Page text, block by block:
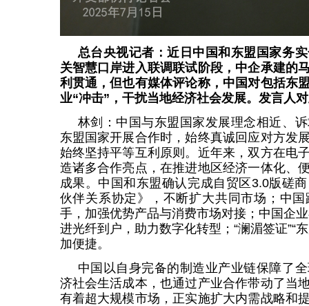
总台央视记者：近日中国和东盟国家务
关智慧口岸进入联调联试阶段，中企承建的
利贯通，但也有媒体评论称，中国对包括东
业“冲击”，干扰当地经济社会发展。发言人
林剑：中国与东盟国家发展理念相近、
东盟国家开展合作时，始终真诚回应对方发
始终坚持平等互利原则。近年来，双方在电
造诸多合作亮点，在推进地区经济一体化、
成果。中国和东盟确认完成自贸区3.0版磋
伙伴关系协定》，不断扩大共同市场；中
手，加强优势产品与消费市场对接；中国企
进光纤到户，助力数字化转型；“澜湄签证”“
加便捷。
中国以自身完备的制造业产业链保障了
济社会生活成本，也通过产业合作带动了当
有着超大规模市场，正实施扩大内需战略和